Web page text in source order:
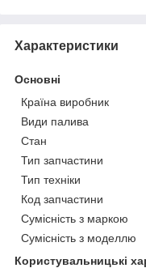
Характеристики
Основні
Країна виробник
Види палива
Стан
Тип запчастини
Тип техніки
Код запчастини
Сумісність з маркою
Сумісність з моделлю
Користувальницькі